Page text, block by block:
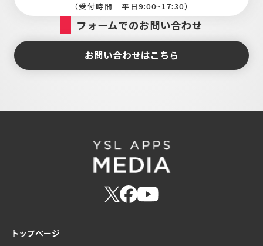
（受付時間 平日9:00~17:30）
フォームでのお問い合わせ
お問い合わせはこちら
トップページ